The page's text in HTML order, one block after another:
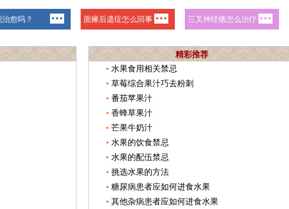
精彩推荐
水果食用相关禁忌
草莓综合果汁巧去粉刺
番茄苹果汁
香蜂草果汁
芒果牛奶汁
水果的饮食禁忌
水果的配伍禁忌
挑选水果的方法
糖尿病患者应如何进食水果
其他杂病患者应如何进食水果